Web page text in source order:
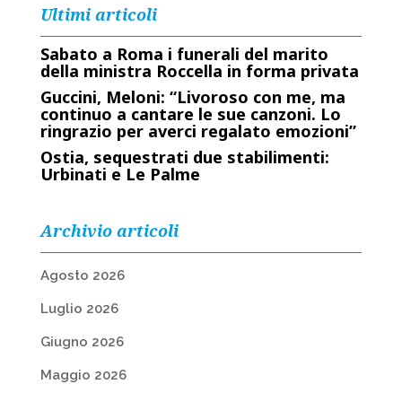
Ultimi articoli
Sabato a Roma i funerali del marito
della ministra Roccella in forma privata
Guccini, Meloni: “Livoroso con me, ma
continuo a cantare le sue canzoni. Lo
ringrazio per averci regalato emozioni”
Ostia, sequestrati due stabilimenti:
Urbinati e Le Palme
Archivio articoli
Agosto 2026
Luglio 2026
Giugno 2026
Maggio 2026